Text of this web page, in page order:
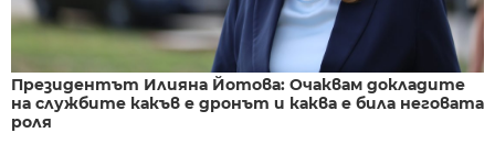
Президентът Илияна Йотова: Очаквам докладите
на службите какъв е дронът и каква е била неговата
роля